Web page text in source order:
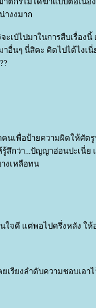
างงมาก
เป๋ไปมาในการสืบเรื่องนี้
อื่นๆ นี่สิคะ คิดไปได้ไงเ
คนเพื่อป้ายความผิดให้ศัต
สึกว่า...ปัญญาอ่อนปะเนี่ย
งเหลือทน
ใจดี แต่พอไปครึ่งหลัง ใ
เรียงลำดับความชอบเอาไ